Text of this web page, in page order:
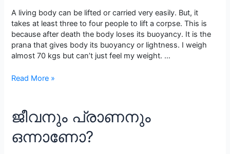
A living body can be lifted or carried very easily. But, it
takes at least three to four people to lift a corpse. This is
because after death the body loses its buoyancy. It is the
prana that gives body its buoyancy or lightness. I weigh
almost 70 kgs but can’t just feel my weight. …
Is
the
existence
of
Read More »
ജീവനും പ്രാണനും
ഒന്നാണോ?